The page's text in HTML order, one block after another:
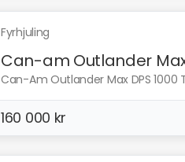
Fyrhjuling
Can-am Outlander Max
Can-Am Outlander Max DPS 1000
160 000 kr